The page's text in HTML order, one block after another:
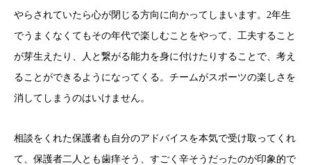
やらされていたら心が閉じる方向に向かってしまいます。2年生
でうまくなくてもその年代で楽しむことをやって、工夫すること
が芽生えたり、人と繋がる能力を身に付けたりすることで、考え
ることができるようになってくる。チームがスポーツの楽しさを
消してしまうのはいけません。
相談をくれた保護者も自分のアドバイスを本気で受け取ってくれ
て、保護者二人とも歯痒そう、すごく辛そうだったのが印象的で